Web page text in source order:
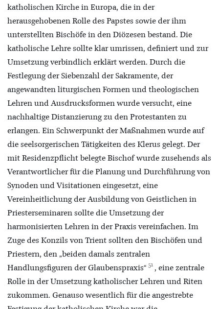
katholischen Kirche in Europa, die in der
herausgehobenen Rolle des Papstes sowie der ihm
unterstellten Bischöfe in den Diözesen bestand. Die
katholische Lehre sollte klar umrissen, definiert und zur
Umsetzung verbindlich erklärt werden. Durch die
Festlegung der Siebenzahl der Sakramente, der
angewandten liturgischen Formen und theologischen
Lehren und Ausdrucksformen wurde versucht, eine
nachhaltige Distanzierung zu den Protestanten zu
erlangen. Ein Schwerpunkt der Maßnahmen wurde auf
die seelsorgerischen Tätigkeiten des Klerus gelegt. Der
mit Residenzpflicht belegte Bischof wurde zusehends als
Verantwortlicher für die Planung und Durchführung von
Synoden und Visitationen eingesetzt, eine
Vereinheitlichung der Ausbildung von Geistlichen in
Priesterseminaren sollte die Umsetzung der
harmonisierten Lehren in der Praxis vereinfachen. Im
Zuge des Konzils von Trient sollten den Bischöfen und
Priestern, den „beiden damals zentralen
Handlungsfiguren der Glaubenspraxis“ 51 , eine zentrale
Rolle in der Umsetzung katholischer Lehren und Riten
zukommen. Genauso wesentlich für die angestrebte